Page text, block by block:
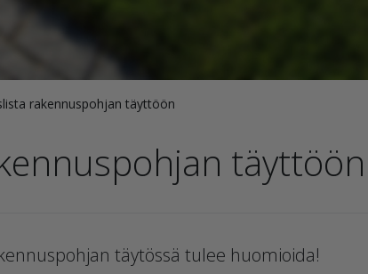
rakennuspohjan täyttöön
täyttöön
täytössä tulee huomioida!